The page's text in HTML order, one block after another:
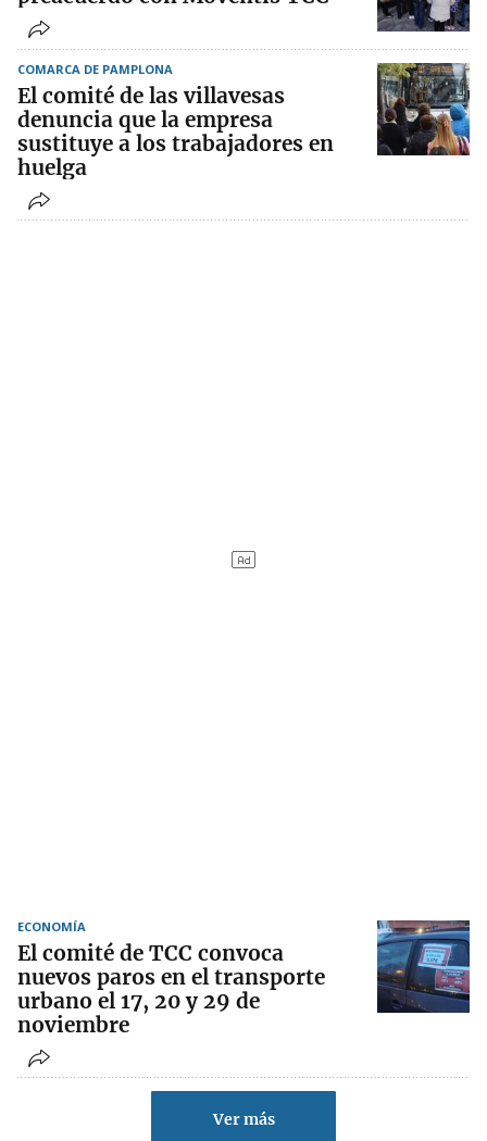
COMARCA DE PAMPLONA
El comité de las villavesas
denuncia que la empresa
sustituye a los trabajadores en
huelga
ECONOMÍA
El comité de TCC convoca
nuevos paros en el transporte
urbano el 17, 20 y 29 de
noviembre
Ver más